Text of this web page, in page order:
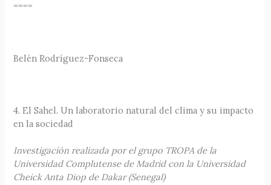
====
Belén Rodríguez-Fonseca
4. El Sahel. Un laboratorio natural del clima y su impacto
en la sociedad
Investigación realizada por el grupo TROPA de la
Universidad Complutense de Madrid con la Universidad
Cheick Anta Diop de Dakar (Senegal)